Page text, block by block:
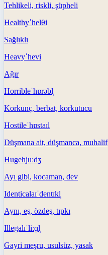
Tehlikeli, riskli, şüpheli
Healthyˈhelθi
Sağlıklı
Heavyˈhevi
Ağır
Horribleˈhɒrəbl̩
Korkunç, berbat, korkutucu
Hostileˈhɒstaɪl
Düşmana ait, düşmanca, muhalif
Hugehjuːdʒ
Ayı gibi, kocaman, dev
Identicalaɪˈdentɪkl̩
Aynı, eş, özdeş, tıpkı
Illegalɪˈliːɡl̩
Gayri meşru, usulsüz, yasak